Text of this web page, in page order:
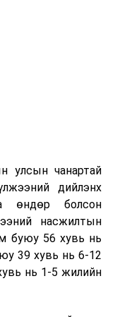
улсын чанартай
дийлэнх
өндөр болсон
насжилтын
буюу 56 хувь нь
39 хувь нь 6-12
нь 1-5 жилийн